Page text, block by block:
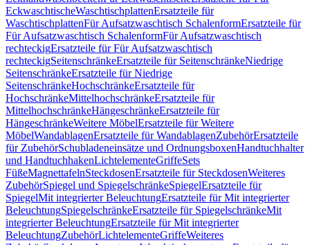
EckwaschtischeWaschtischplattenErsatzteile für
WaschtischplattenFür Aufsatzwaschtisch SchalenformErsatzteile für
Für Aufsatzwaschtisch SchalenformFür Aufsatzwaschtisch
rechteckigErsatzteile für Für Aufsatzwaschtisch
rechteckigSeitenschränkeErsatzteile für SeitenschränkeNiedrige
SeitenschränkeErsatzteile für Niedrige
SeitenschränkeHochschränkeErsatzteile für
HochschränkeMittelhochschränkeErsatzteile für
MittelhochschränkeHängeschränkeErsatzteile für
HängeschränkeWeitere MöbelErsatzteile für Weitere
MöbelWandablagenErsatzteile für WandablagenZubehörErsatzteile
für ZubehörSchubladeneinsätze und OrdnungsboxenHandtuchhalter
und HandtuchhakenLichtelementeGriffeSets
FüßeMagnettafelnSteckdosenErsatzteile für SteckdosenWeiteres
ZubehörSpiegel und SpiegelschränkeSpiegelErsatzteile für
SpiegelMit integrierter BeleuchtungErsatzteile für Mit integrierter
BeleuchtungSpiegelschränkeErsatzteile für SpiegelschränkeMit
integrierter BeleuchtungErsatzteile für Mit integrierter
BeleuchtungZubehörLichtelementeGriffeWeiteres